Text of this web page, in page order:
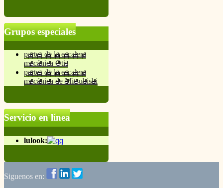
Grupos especiales
partes de la escalera
mecánica Otis
partes de la escalera
mecánica de Mitsubishi
Servicio en línea
lulook:
Siguenos en: